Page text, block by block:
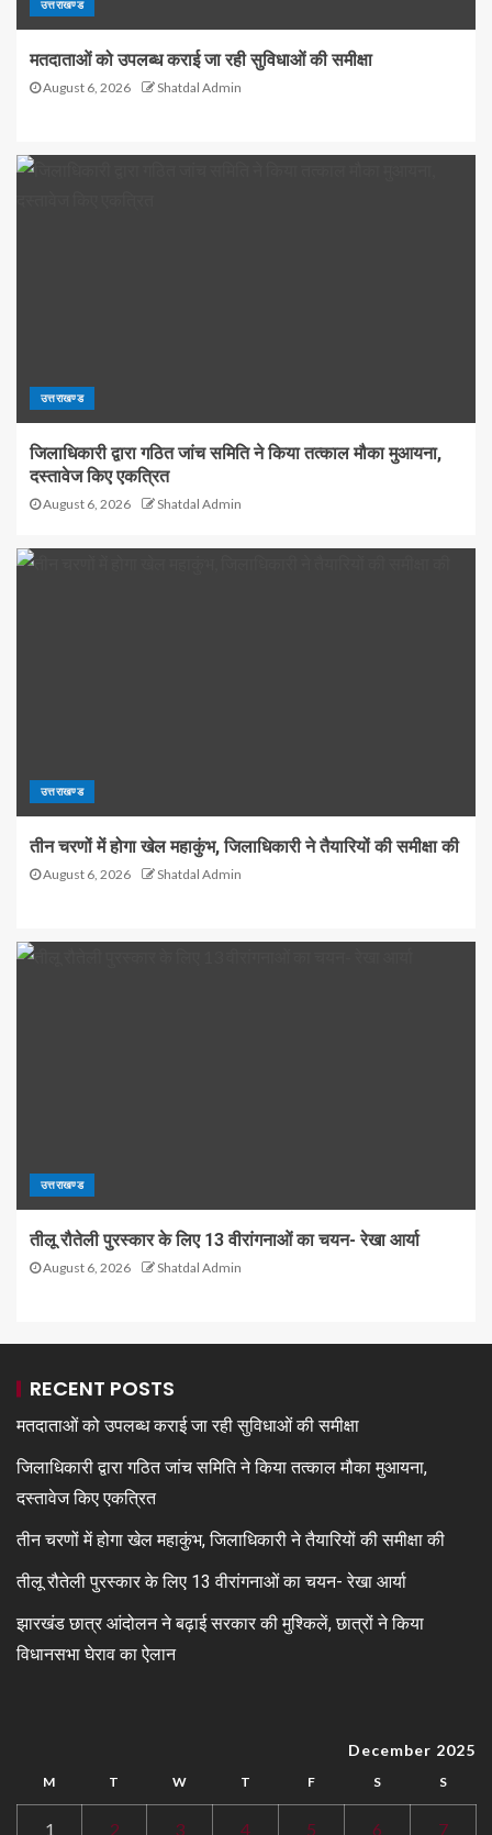
उत्तराखण्ड
मतदाताओं को उपलब्ध कराई जा रही सुविधाओं की समीक्षा
August 6, 2026 Shatdal Admin
उत्तराखण्ड
जिलाधिकारी द्वारा गठित जांच समिति ने किया तत्काल मौका मुआयना,
दस्तावेज किए एकत्रित
August 6, 2026 Shatdal Admin
उत्तराखण्ड
तीन चरणों में होगा खेल महाकुंभ, जिलाधिकारी ने तैयारियों की समीक्षा की
August 6, 2026 Shatdal Admin
उत्तराखण्ड
तीलू रौतेली पुरस्कार के लिए 13 वीरांगनाओं का चयन- रेखा आर्या
August 6, 2026 Shatdal Admin
RECENT POSTS
मतदाताओं को उपलब्ध कराई जा रही सुविधाओं की समीक्षा
जिलाधिकारी द्वारा गठित जांच समिति ने किया तत्काल मौका मुआयना,
दस्तावेज किए एकत्रित
तीन चरणों में होगा खेल महाकुंभ, जिलाधिकारी ने तैयारियों की समीक्षा की
तीलू रौतेली पुरस्कार के लिए 13 वीरांगनाओं का चयन- रेखा आर्या
झारखंड छात्र आंदोलन ने बढ़ाई सरकार की मुश्किलें, छात्रों ने किया
विधानसभा घेराव का ऐलान
December 2025
M T W T F S S
1 2 3 4 5 6 7